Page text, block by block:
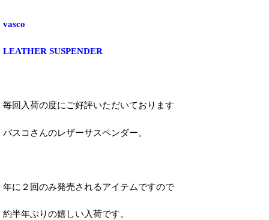
vasco
LEATHER SUSPENDER
毎回入荷の度にご好評いただいております
バスコさんのレザーサスペンダー。
年に２回のみ発売されるアイテムですので
約半年ぶりの嬉しい入荷です。